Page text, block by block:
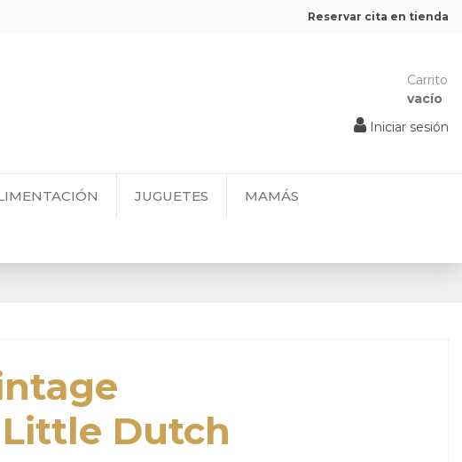
Reservar cita en tienda
Carrito
vacío
Iniciar sesión
JUGUETES MAMÁS
Dutch